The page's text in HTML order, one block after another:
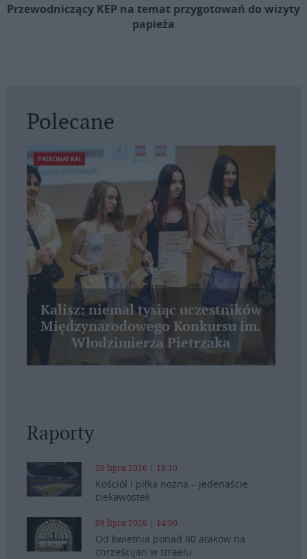
Przewodniczący KEP na temat przygotowań do wizyty
papieża
Polecane
PATRONAT KAI
Kalisz: niemal tysiąc uczestników
Międzynarodowego Konkursu im.
Włodzimierza Pietrzaka
Raporty
20 lipca 2026 | 19:10
Kościół i piłka nożna – jedenaście
ciekawostek
09 lipca 2026 | 14:00
Od kwietnia ponad 80 ataków na
chrześcijan w Izraelu